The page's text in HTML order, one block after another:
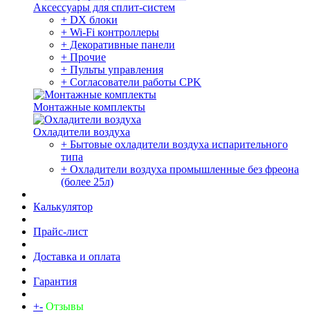
Аксессуары для сплит-систем
+ DX блоки
+ Wi-Fi контроллеры
+ Декоративные панели
+ Прочие
+ Пульты управления
+ Согласователи работы CPK
Монтажные комплекты
Охладители воздуха
+ Бытовые охладители воздуха испарительного
типа
+ Охладители воздуха промышленные без фреона
(более 25л)
Калькулятор
Прайс-лист
Доставка и оплата
Гарантия
+- Отзывы